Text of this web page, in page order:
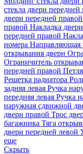
стекла двери
двери передней
правой Накладка
передней правой
номера Направляющая
открывания двери
Ограничитель
передней правой
Решетка радиатора
задняя левая Ручка
передняя левая Ручка
наружная сдвижной
двери правой Трос
багажника Тяга
двери передней левой
еще
Скрыть